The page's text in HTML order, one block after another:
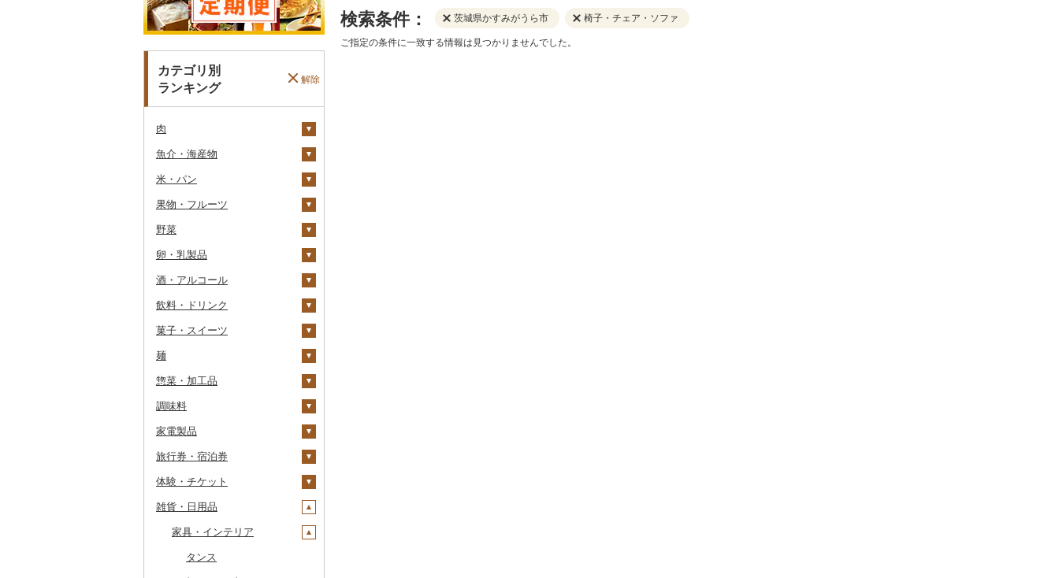
カテゴリ別
ランキング
解除
肉
牛肉（精肉）
ステーキ
すき焼き
焼肉
牛タン
和牛
黒毛和牛
仙台牛
米沢牛
山形牛
常陸牛
上州牛
飛騨牛
近江牛
神戸牛・神戸ビーフ
牛肉（加工品）
ハンバーグ
ローストビーフ
ビーフジャーキー
その他牛肉（加工品）
豚肉（精肉）
すき焼き
しゃぶしゃぶ
焼肉
アグー豚
豚肉（加工品）
ハンバーグ
もつ鍋
ハム
ソーセージ・ウインナ
鶏肉
鶏肉（精肉）
ハム・ソーセージ
唐揚げ
水炊き
地鶏
赤鶏さつま
その他鶏肉
鹿肉
馬肉
羊肉・ラム肉（ジンギス
魚介・海産物
カニ
ズワイガニ
毛ガニ
かにしゃぶ
その他カニ
エビ
ボタンエビ
伊勢海老
その他エビ
いくら
うに
明太子・たらこ
明太子
たらこ
その他魚卵
数の子
キャビア
その他魚卵
貝
鮑（アワビ）
牡蠣（カキ）
あさり
しじみ
サザエ
はまぐり
その他貝
鮮魚
鮭・サーモン
マグロ
イワシ
カツオ
金目鯛
クエ
くじら
イカ・タコ
イカ
タコ
海苔・海藻
海苔
わかめ
ひじき
その他海苔・海藻
干物
ししゃも
その他干物
その他魚介・加工品
しらす・ちりめん
かまぼこ・練り製品
その他魚介・加工品
米・パン
米
無洗米
玄米
金芽米
ゆめぴりか
コシヒカリ
はえぬき
さがびより
あきたこまち
ひとめぼれ
ミルキークィーン
ななつぼし
その他米
雑穀
餅
その他穀物加工品
パン
果物・フルーツ
ぶどう・マスカット
巨峰
ナガノパープル
ピオーネ
デラウェア
その他ぶどう・マスカ
いちご
りんご
もも
メロン
梨
和梨
洋梨・ラフランス
マンゴー
みかん・柑橘
みかん
レモン
不知火・デコポン
せとか
文旦
すいか
キウイ
柿（カキ）
ドライフルーツ
干し柿
その他果物
野菜
いも
じゃがいも
さつまいも
その他いも
トマト
フルーツトマト
ミニトマト
玉ねぎ
ねぎ
根菜
人参
大根
自然薯
レンコン
にんにく・生姜
その他根菜
アスパラガス
豆
きのこ
しいたけ
松茸
その他きのこ
その他野菜
山菜
かぼちゃ
茄子
卵・乳製品
卵
チーズ
ヨーグルト
バター
その他乳製品
酒・アルコール
ビール・発泡酒
ビール
地ビール・クラフトビ
日本酒
純米吟醸
大吟醸
吟醸
その他日本酒
芋焼酎
麦焼酎
米焼酎
黒糖焼酎
その他焼酎
梅酒
泡盛
ワイン
白ワイン
赤ワイン
シャンパン・スパーク
ウイスキー
リキュール・洋酒
甘酒
ノンアルコール
その他酒
飲料・ドリンク
水・ミネラルウォーター
飲料
コーヒー豆
粉
ドリップ
茶
飲料
茶葉・ティーバッグ
静岡茶
足柄茶
知覧茶
八女茶
その他茶
果汁飲料
りんごジュース
みかんジュース（オレ
紅茶
飲料
茶葉・ティーバッグ
その他飲料・ジュース
野菜ジュース
炭酸飲料
豆乳
その他飲料・ジュース
菓子・スイーツ
クッキー
焼き菓子
プリン
ゼリー
チョコレート
カステラ
アイス・ジェラート
その他洋菓子
麺
ラーメン
うどん
そば
パスタ
ひやむぎ
そうめん
その他麺
惣菜・加工品
惣菜
餃子
シュウマイ
コロッケ
その他惣菜
カレー・シチュー
カレー
シチュー
鍋
肉
魚
その他鍋
ピザ
レトルト
スープ
豆腐・納豆
調味料
砂糖
塩
醤油
味噌
酢
だし
家電製品
季節・空調家電
キッチン家電
照明器具
パソコン・周辺機器
TV・オーディオ・カメラ
旅行券・宿泊券
旅行券
JTBふるさと旅行クー
（紙券）
宿泊券
体験・チケット
PayPay商品券
食事券
温泉・サウナ・スパ利用
雑貨・日用品
家具・インテリア
タンス
検索条件： 茨城県かすみがうら市 椅子・チェア・ソファ
ご指定の条件に一致する情報は見つかりませんでした。